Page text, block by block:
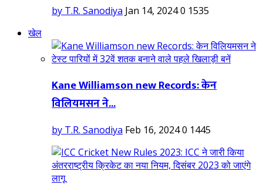
by T.R. Sanodiya Jan 14, 20240 1535
खेल
Kane Williamson new Records: केन
विलियमसन ने...
by T.R. Sanodiya Feb 16, 20240 1445